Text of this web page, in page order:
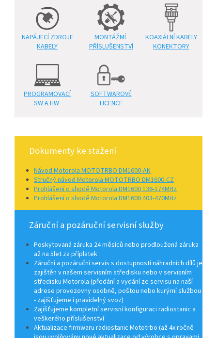
NAPÁJECÍ ZDROJE
KABELY
MONTÁŽMÍ
PŘÍSLUŠENSTVÍ
KOAXIÁLNÍ KABELY
KONEKTORY
PROGRAMOVACÍ
SW A HW
SOFTWAROVÉ
LICENCE
Dokumenty ke stažení
Návod Motorola MOTOTRBO DM1600-AN
Stručný návod Motorola MOTOTRBO DM1600-CZ
Prohlášení o shodě Motorola DM1600 136-174MHz
Prohlášení o shodě Motorola DM1600 403-470MHz
Záruční a pozáruční servisní služby
Poskytovaná záruka 24 měsíců nebo prodloužená záruka
až na 5let za příplatek
Záruční a pozáruční servis s dostupností náhradních dílů je
zajištěn v našem servisním středisku nebo v servisním
středisku Motorola (předání a vydání ze servisu na naší
adrese provozovny osobně, poštou nebo kurýrní službou
- zajišťujeme i pravidelný svoz)
Zajišťujeme kompletní servisní konfiguraci radiostanic a
veškerého příslušenství
Aktualizace firmwaru radiostanic Mototrbo (až 4x ročně